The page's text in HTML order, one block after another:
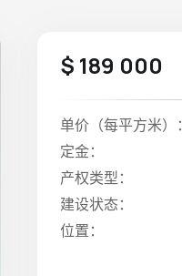
$ 189 000
单价（每平方米）：
定金：
产权类型：
建设状态：
位置：